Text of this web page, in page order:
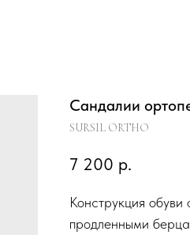
Сандалии
SURSIL ORTHO
7 200 р.
Конструкция
продленными